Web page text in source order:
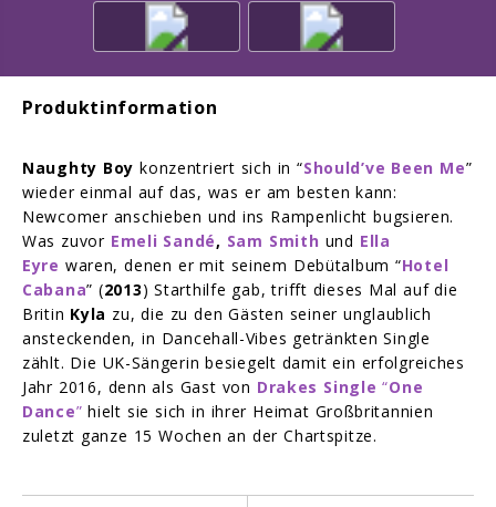
Produktinformation
Naughty Boy konzentriert sich in “Should’ve Been Me”
wieder einmal auf das, was er am besten kann:
Newcomer anschieben und ins Rampenlicht bugsieren.
Was zuvor Emeli Sandé, Sam Smith und Ella
Eyre waren, denen er mit seinem Debütalbum “Hotel
Cabana” (2013) Starthilfe gab, trifft dieses Mal auf die
Britin Kyla zu, die zu den Gästen seiner unglaublich
ansteckenden, in Dancehall-Vibes getränkten Single
zählt. Die UK-Sängerin besiegelt damit ein erfolgreiches
Jahr 2016, denn als Gast von Drakes Single“One
Dance” hielt sie sich in ihrer Heimat Großbritannien
zuletzt ganze 15 Wochen an der Chartspitze.